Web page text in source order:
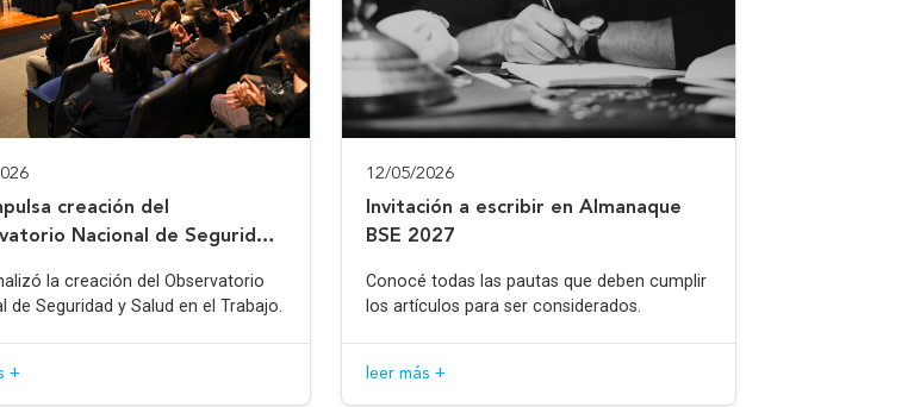
creación del
Nacional de Seguridad
la creación del Observatorio
de Seguridad y Salud en el Trabajo.
+
12/05/2026
Invitación a escribir en Almanaque
BSE 2027
Conocé todas las pautas que deben cumplir
los artículos para ser considerados.
leer más +